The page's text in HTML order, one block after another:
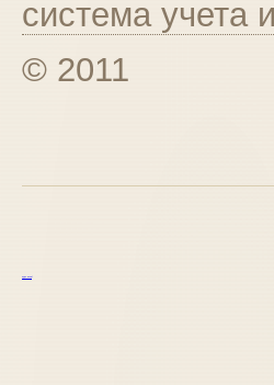
система учета
© 2011
курс excel